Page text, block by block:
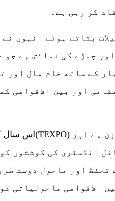
بتاتے ہوئے انہوں نے
چمڑے کی نمائش ہے جو
کے ساتھ خام مال اور
اور بین الاقوامی
انڈسٹری کی کوششوں
اور ماحول دوست
الاقوامی ماحولیاتی